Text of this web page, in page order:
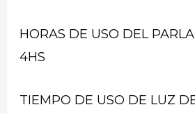
HORAS DE USO DEL
4HS
TIEMPO DE USO DE LUZ